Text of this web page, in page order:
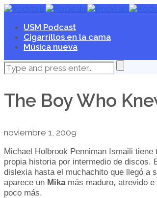
USM Podcast
Cigarrillos en la cama
Música nueva
The Boy Who
noviembre 1, 2009
Michael Holbrook Penniman Ismaili
propia historia por intermedio de discos.
dislexia hasta el muchachito que llegó a
aparece un Mikamás maduro, atrevido e
poco más.